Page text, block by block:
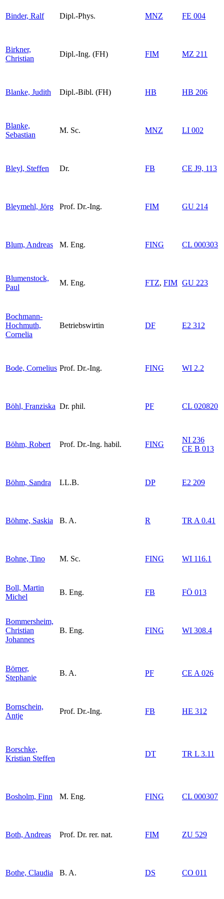
Binder, Ralf Dipl.-Phys. MNZ FE 004
Birkner,
Christian
Dipl.-Ing. (FH) FIM MZ 211
Blanke, Judith Dipl.-Bibl. (FH) HB HB 206
Blanke,
Sebastian
M. Sc. MNZ LI 002
Bleyl, Steffen Dr. FB CE J9, 113
Bleymehl, Jörg Prof. Dr.-Ing. FIM GU 214
Blum, Andreas M. Eng. FING CL 000303
Blumenstock,
Paul
M. Eng. FTZ, FIM GU 223
Bochmann-
Hochmuth,
Cornelia
Betriebswirtin DF E2 312
Bode, Cornelius Prof. Dr.-Ing. FING WI 2.2
Böhl, Franziska Dr. phil. PF CL 020820
Böhm, Robert Prof. Dr.-Ing. habil. FING
NI 236
CE B 013
Böhm, Sandra LL.B. DP E2 209
Böhme, Saskia B. A. R TR A 0.41
Bohne, Tino M. Sc. FING WI 116.1
Boll, Martin
Michel
B. Eng. FB FÖ 013
Bommersheim,
Christian
Johannes
B. Eng. FING WI 308.4
Börner,
Stephanie
B. A. PF CE A 026
Bornschein,
Antje
Prof. Dr.-Ing. FB HE 312
Borschke,
Kristian Steffen
DT TR L 3.11
Bosholm, Finn M. Eng. FING CL 000307
Both, Andreas Prof. Dr. rer. nat. FIM ZU 529
Bothe, Claudia B. A. DS CO 011